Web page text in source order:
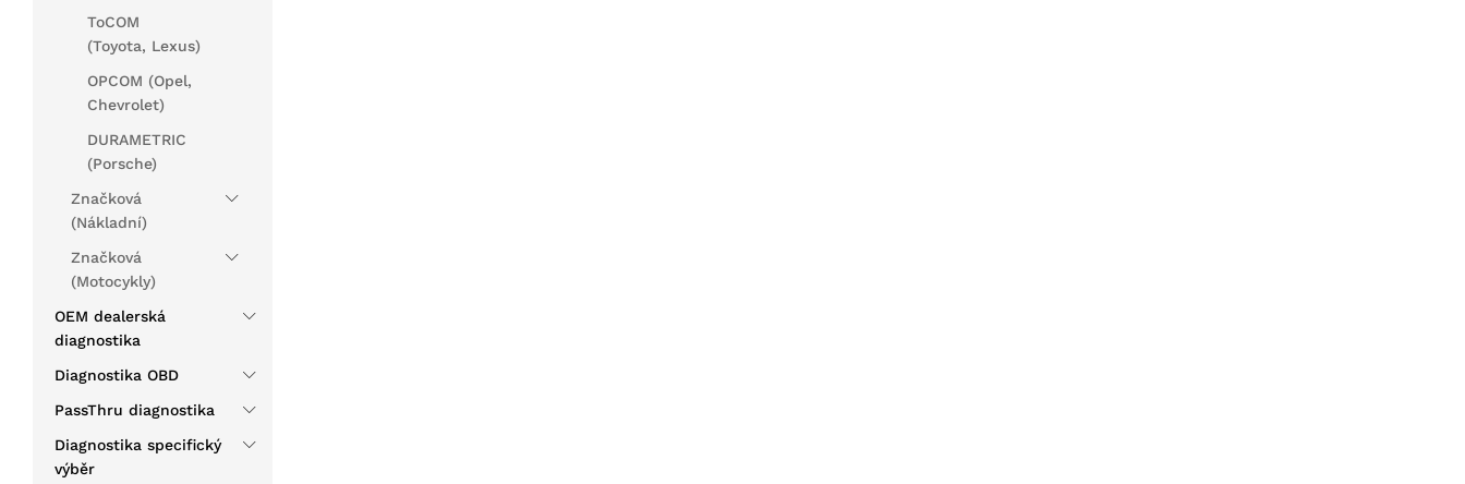
ToCOM
(Toyota, Lexus)
OPCOM (Opel,
Chevrolet)
DURAMETRIC
(Porsche)
Značková
(Nákladní)
Značková
(Motocykly)
OEM dealerská
diagnostika
Diagnostika OBD
PassThru diagnostika
Diagnostika specifický
výběr